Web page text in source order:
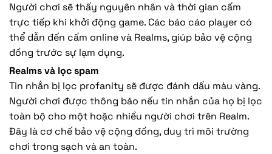
Người chơi sẽ thấy nguyên nhân và thời gian cấm
trực tiếp khi khởi động game. Các báo cáo player có
thể dẫn đến cấm online và Realms, giúp bảo vệ cộng
đồng trước sự lạm dụng.
Realms và lọc spam
Tin nhắn bị lọc profanity sẽ được đánh dấu màu vàng.
Người chơi được thông báo nếu tin nhắn của họ bị lọc
toàn bộ cho một hoặc nhiều người chơi trên Realm.
Đây là cơ chế bảo vệ cộng đồng, duy trì môi trường
chơi trong sạch và an toàn.